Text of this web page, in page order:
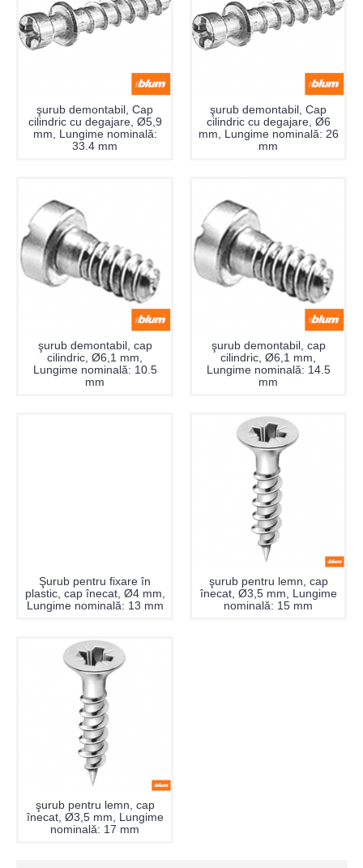
şurub demontabil, Cap
cilindric cu degajare, Ø5,9
mm, Lungime nominală:
33.4 mm
şurub demontabil, Cap
cilindric cu degajare, Ø6
mm, Lungime nominală: 26
mm
şurub demontabil, cap
cilindric, Ø6,1 mm,
Lungime nominală: 10.5
mm
şurub demontabil, cap
cilindric, Ø6,1 mm,
Lungime nominală: 14.5
mm
Şurub pentru fixare în
plastic, cap înecat, Ø4 mm,
Lungime nominală: 13 mm
şurub pentru lemn, cap
înecat, Ø3,5 mm, Lungime
nominală: 15 mm
şurub pentru lemn, cap
înecat, Ø3,5 mm, Lungime
nominală: 17 mm